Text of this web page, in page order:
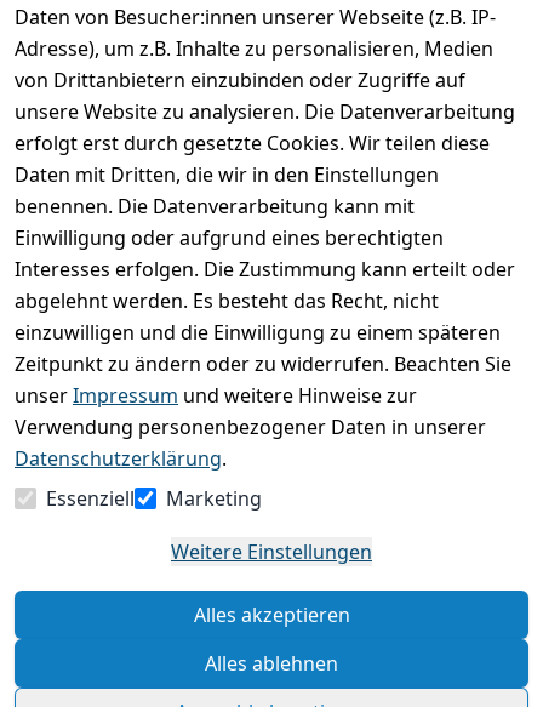
Produktdetails
Kundenrezensionen
Durchschnittliche Bewertung
0
Basierend auf 0 Bewertung(en)
Bewertung abgeben
5
( 0 )
4
( 0 )
3
( 0 )
2
( 0 )
1
Artikel abgegeben
Rechtliche Hinweise – Klicken Sie hier für weitere
Daten von Besucher:innen unserer Webseite (z.B. IP-
Adresse), um z.B. Inhalte zu personalisieren, Medien
von Drittanbietern einzubinden oder Zugriffe auf
unsere Website zu analysieren. Die Datenverarbeitung
erfolgt erst durch gesetzte Cookies. Wir teilen diese
Daten mit Dritten, die wir in den Einstellungen
benennen. Die Datenverarbeitung kann mit
Einwilligung oder aufgrund eines berechtigten
Interesses erfolgen. Die Zustimmung kann erteilt oder
abgelehnt werden. Es besteht das Recht, nicht
einzuwilligen und die Einwilligung zu einem späteren
Zeitpunkt zu ändern oder zu widerrufen. Beachten Sie
unserImpressum und weitere Hinweise zur
Verwendung personenbezogener Daten in unserer
Datenschutzerklärung.
Essenziell
Marketing
Weitere Einstellungen
Alles akzeptieren
Alles ablehnen